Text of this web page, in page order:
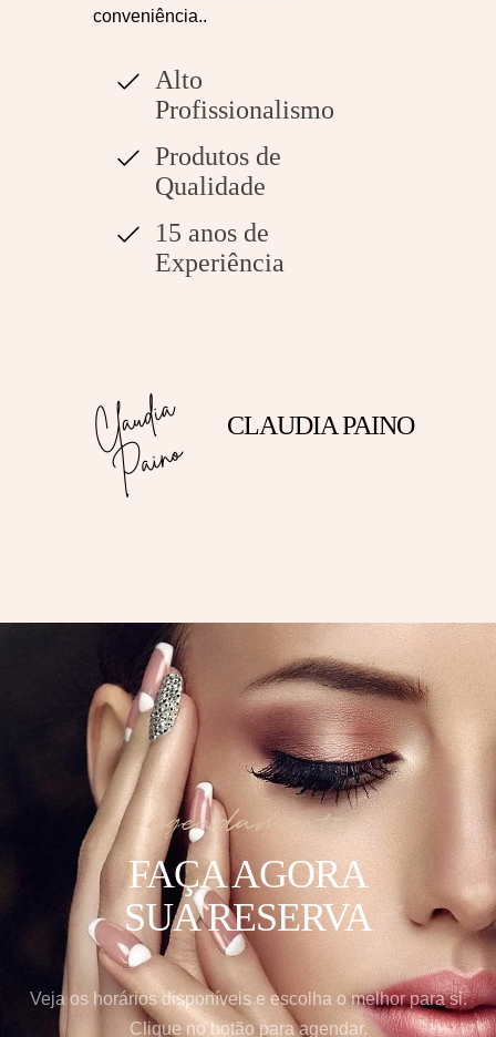
conveniência..
Alto
Profissionalismo
Produtos de
Qualidade
15 anos de
Experiência
CLAUDIA PAINO
agendamento
FAÇA AGORA
SUA RESERVA
Veja os horários disponíveis e escolha o melhor para si.
Clique no botão para agendar.